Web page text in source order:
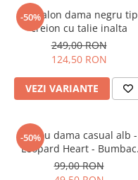
-50%
Pantalon dama negru tip
creion cu talie inalta
249,00 RON
124,50 RON
VEZI VARIANTE
-50%
Tricou dama casual alb -
Leopard Heart - Bumbac
Organic
99,00 RON